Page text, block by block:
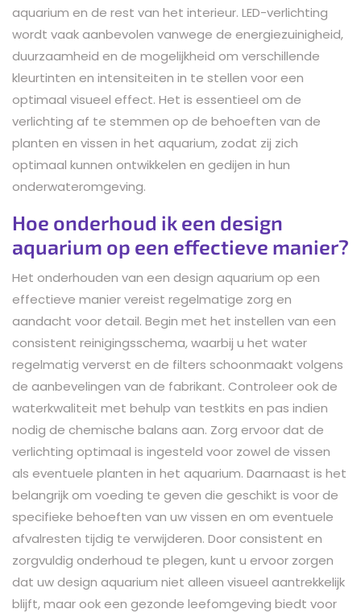
aquarium en de rest van het interieur. LED-verlichting
wordt vaak aanbevolen vanwege de energiezuinigheid,
duurzaamheid en de mogelijkheid om verschillende
kleurtinten en intensiteiten in te stellen voor een
optimaal visueel effect. Het is essentieel om de
verlichting af te stemmen op de behoeften van de
planten en vissen in het aquarium, zodat zij zich
optimaal kunnen ontwikkelen en gedijen in hun
onderwateromgeving.
Hoe onderhoud ik een design
aquarium op een effectieve manier?
Het onderhouden van een design aquarium op een
effectieve manier vereist regelmatige zorg en
aandacht voor detail. Begin met het instellen van een
consistent reinigingsschema, waarbij u het water
regelmatig ververst en de filters schoonmaakt volgens
de aanbevelingen van de fabrikant. Controleer ook de
waterkwaliteit met behulp van testkits en pas indien
nodig de chemische balans aan. Zorg ervoor dat de
verlichting optimaal is ingesteld voor zowel de vissen
als eventuele planten in het aquarium. Daarnaast is het
belangrijk om voeding te geven die geschikt is voor de
specifieke behoeften van uw vissen en om eventuele
afvalresten tijdig te verwijderen. Door consistent en
zorgvuldig onderhoud te plegen, kunt u ervoor zorgen
dat uw design aquarium niet alleen visueel aantrekkelijk
blijft, maar ook een gezonde leefomgeving biedt voor